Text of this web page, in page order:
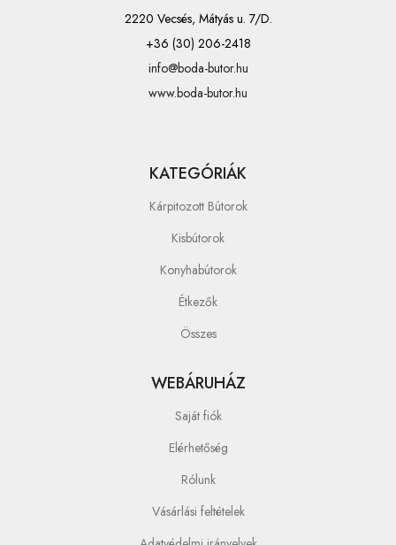
2220 Vecsés, Mátyás u. 7/D.
+36 (30) 206-2418
info@boda-butor.hu
www.boda-butor.hu
KATEGÓRIÁK
Kárpitozott Bútorok
Kisbútorok
Konyhabútorok
Étkezők
Összes
WEBÁRUHÁZ
Saját fiók
Elérhetőség
Rólunk
Vásárlási feltételek